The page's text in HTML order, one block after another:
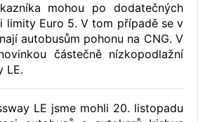
mohou po dodatečných
limity Euro 5. V tom případě se v
autobusům pohonu na CNG. V
částečně nízkopodlažní
LE.
LE jsme mohli 20. listopadu